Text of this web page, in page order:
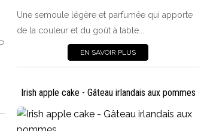
Une semoule légère et parfumée qui apporte
de la couleur et du goût à table...
EN SAVOIR PLUS
PLAT PRINCIPAL
POISSON, COQUILLAGES, CRUSTACÉS
POMMES DE TERRE, AUTRES TUBERCULES
Irish apple cake - Gâteau irlandais aux pommes